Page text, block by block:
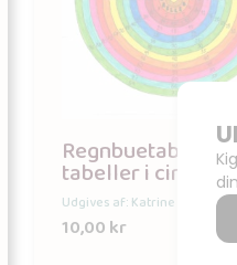
Regnbuetabel –
tabeller i cirkel
Udgives af: Katrine Trantow
10,00kr